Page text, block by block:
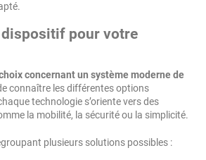
pour votre
concernant un système moderne de
connaître les différentes options
technologie s’oriente vers des
la mobilité, la sécurité ou la simplicité.
plusieurs solutions possibles :